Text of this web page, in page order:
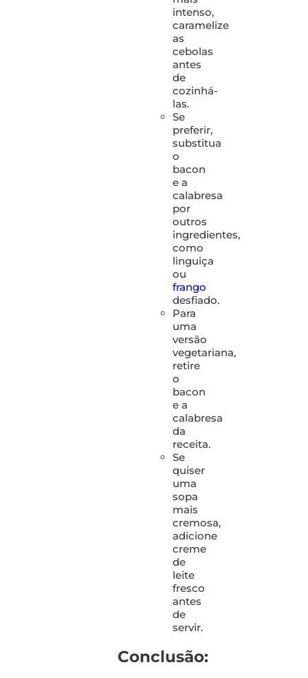
intenso,
caramelize
as
cebolas
antes
de
cozinhá-
las.
Se
preferir,
substitua
o
bacon
e a
calabresa
por
outros
ingredientes,
como
linguiça
ou
frango
desfiado.
Para
uma
versão
vegetariana,
retire
o
bacon
e a
calabresa
da
receita.
Se
quiser
uma
sopa
mais
cremosa,
adicione
creme
de
leite
fresco
antes
de
servir.
Conclusão: